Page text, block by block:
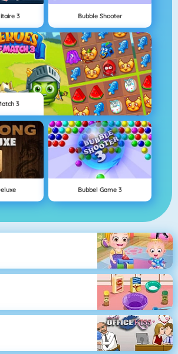
3 Bubble Shooter
3
Bubbel Game 3